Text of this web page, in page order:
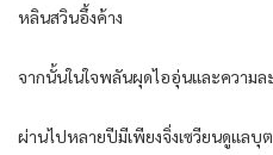
หลินสวินอึ้งค้าง
จากนั้นในใจพลันผุดไออุ่นและความ
ผ่านไปหลายปีมีเพียงจิ่งเซวียนดูแลบุ